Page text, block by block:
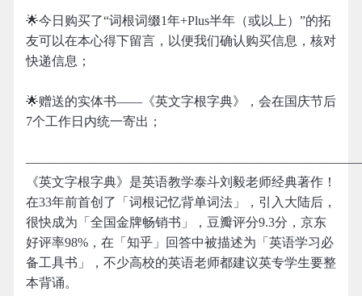
🌟今日购买了“词根词缀1年+Plus半年（或以上）”的拓
友可以在本心得下留言，以便我们确认购买信息，核对
快递信息；
🌟赠送的实体书——《英文字根字典》，会在国庆节后
7个工作日内统一寄出；
《英文字根字典》是英语教学泰斗刘毅老师经典著作！
在33年前首创了「词根记忆背单词法」，引入大陆后，
很快成为「全国金牌畅销书」，豆瓣评分9.3分，京东
好评率98%，在「知乎」回答中被描述为「英语学习必
备工具书」，不少高校的英语老师都建议英专学生要整
本背诵。